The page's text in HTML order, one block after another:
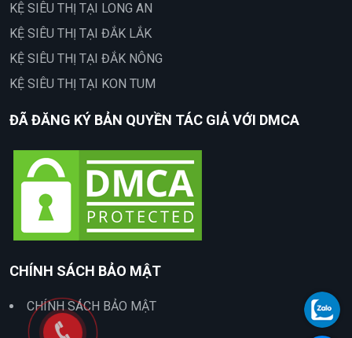
KỆ SIÊU THỊ TẠI LONG AN
KỆ SIÊU THỊ TẠI ĐẮK LẮK
KỆ SIÊU THỊ TẠI ĐẮK NÔNG
KỆ SIÊU THỊ TẠI KON TUM
ĐÃ ĐĂNG KÝ BẢN QUYỀN TÁC GIẢ VỚI DMCA
CHÍNH SÁCH BẢO MẬT
CHÍNH SÁCH BẢO MẬT